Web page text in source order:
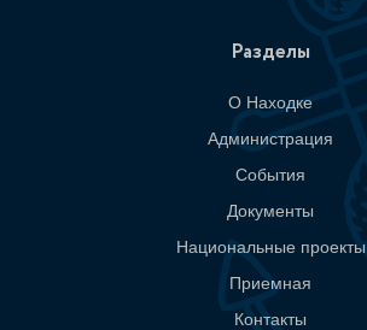
Разделы
О Находке
Администрация
События
Документы
Национальные проекты
Приемная
Контакты